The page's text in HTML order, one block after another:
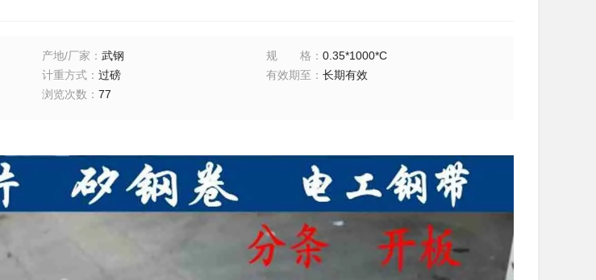
产地/厂家 ： 武钢 规格 ：0.35*1000*C
计重方式： 过磅 有效期至 ：长期有效
浏览次数 ： 77